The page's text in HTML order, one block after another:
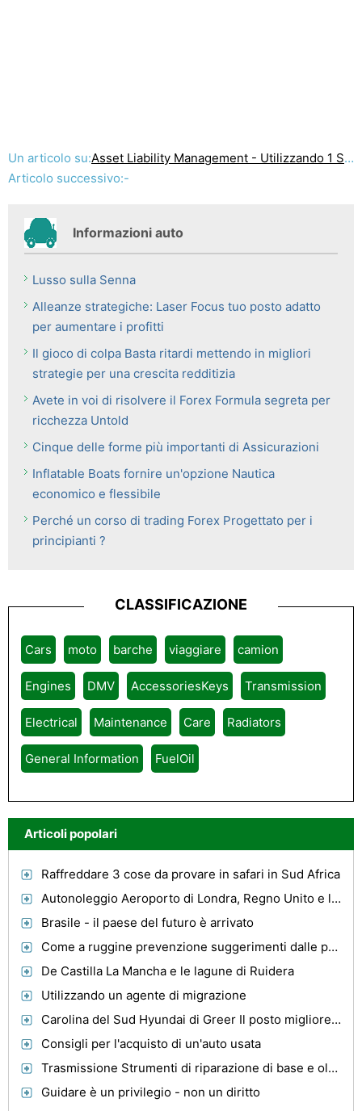
Un articolo su:Asset Liability Management - Utilizzando 1 Semplice Suggerimento Per ridurre i rischi finanziari Ora
Articolo successivo:-
Informazioni auto
Lusso sulla Senna
Alleanze strategiche: Laser Focus tuo posto adatto
per aumentare i profitti
Il gioco di colpa Basta ritardi mettendo in migliori
strategie per una crescita redditizia
Avete in voi di risolvere il Forex Formula segreta per
ricchezza Untold
Cinque delle forme più importanti di Assicurazioni
Inflatable Boats fornire un'opzione Nautica
economico e flessibile
Perché un corso di trading Forex Progettato per i
principianti ?
CLASSIFICAZIONE
Cars moto barche viaggiare camion
Engines DMV AccessoriesKeys Transmission
Electrical Maintenance Care Radiators
General Information FuelOil
Articoli popolari
Raffreddare 3 cose da provare in safari in Sud Africa
Autonoleggio Aeroporto di Londra, Regno Unito e le sue attrazioni
Brasile - il paese del futuro è arrivato
Come a ruggine prevenzione suggerimenti dalle parti auto leader e Auto Parts Informazioni Fonte, Parte Auto
De Castilla La Mancha e le lagune di Ruidera
Utilizzando un agente di migrazione
Carolina del Sud Hyundai di Greer Il posto migliore per acquistare la tua nuova Hyundai
Consigli per l'acquisto di un'auto usata
Trasmissione Strumenti di riparazione di base e oltre
Guidare è un privilegio - non un diritto